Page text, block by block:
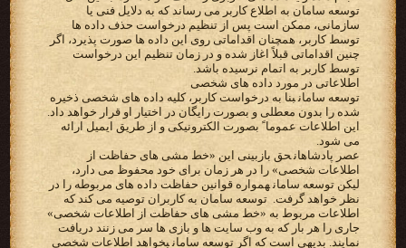
توسعه سامان به اطلاع کاربر می رساند که به دلایل فنی یا
سازمانی، ممکن است پس از تنظیم درخواست حذف داده ها
توسط کاربر، همچنان اقداماتی روی این داده ها صورت پذیرد، اگر
چنین اقداماتی قبلاً اغاز شده و در زمان تنظیم این درخواست
توسط کاربر به اتمام نرسیده باشد.
‫اطلاعاتی در مورد داده های شخصی‬
‫‪ توسعه سامان‬بنا به درخواست کاربر، کلیه داده های شخصی ذخیره
شده را بدون معطلی و بصورت رایگان در‬ ‫اختیار او قرار خواهد داد.
این اطلاعات عموما ً بصورت الکترونیکی و از طریق ایمیل ارائه
می شود.‬
‫‪ عصر پادشاهان‬حق بازبینی این «خط مشی های حفاظت از
اطلاعات شخصی» را در هر زمان برای خود محفوظ می دارد،
لیکن‬ ‫‪ توسعه سامان‬همواره قوانین حفاظت داده های مربوطه را در
نظر خواهد گرفت. ‪ توسعه سامان ‬به کاربران توصیه می‬ ‫کند که
اطلاعات مربوط به «خط مشی های حفاظت از اطلاعات شخصی»
جاری را هر بار که به وب سایت ها و بازی ها سر‬ ‫می زنند دریافت
نمایند. بدیهی است که اگر ‪ توسعه سامان‬بخواهد اطلاعات شخصی